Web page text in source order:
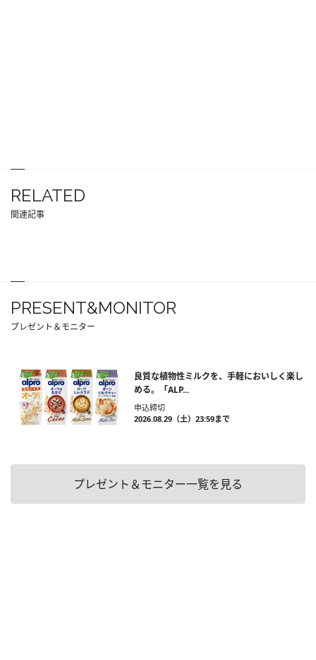
RELATED
関連記事
PRESENT&MONITOR
プレゼント＆モニター
良質な植物性ミルクを、手軽においしく楽し
める。「ALP...
申込締切
2026.08.29（土）23:59まで
プレゼント＆モニター一覧を見る